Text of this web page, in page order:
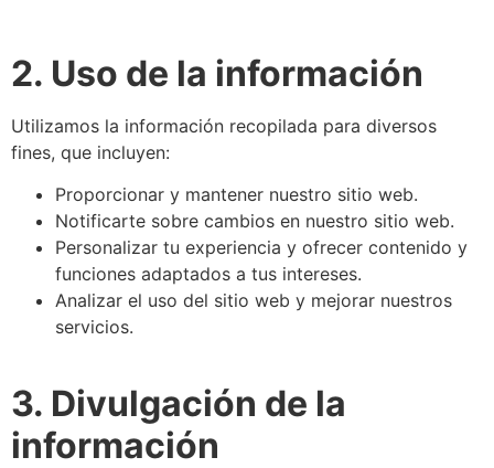
2. Uso de la información
Utilizamos la información recopilada para diversos
fines, que incluyen:
Proporcionar y mantener nuestro sitio web.
Notificarte sobre cambios en nuestro sitio web.
Personalizar tu experiencia y ofrecer contenido y
funciones adaptados a tus intereses.
Analizar el uso del sitio web y mejorar nuestros
servicios.
3. Divulgación de la
información